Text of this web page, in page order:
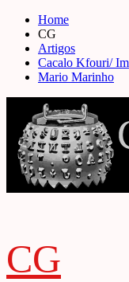
Skip
content
Home
CG
Artigos
Cacalo Kfouri/
Mario Marinho
CG